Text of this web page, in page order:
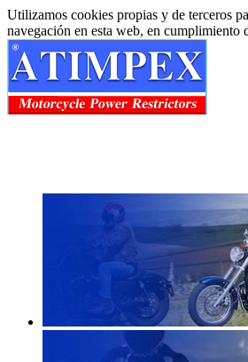
Utilizamos cookies propias y de terceros
navegación en esta web, en cumplimiento